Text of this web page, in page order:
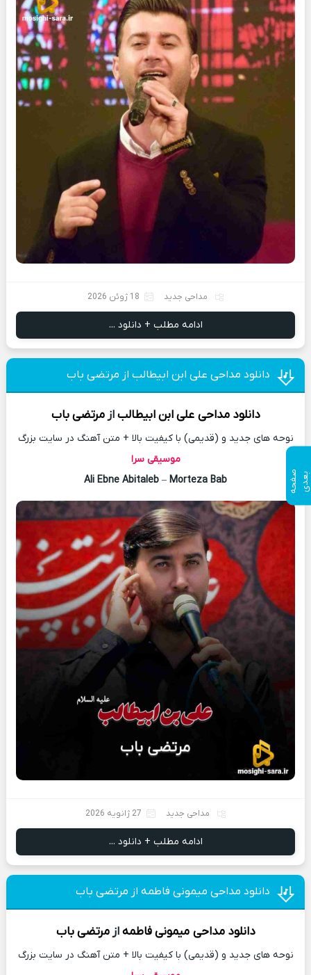
مداحی جدید 18 ژوئن 2026
ادامه مطلب + دانلود ...
دانلود مداحی علی ابن ابیطالب از مرتضی باب
دانلود مداحی علی ابن ابیطالب ازمرتضی باب
نوحه های جدید و (قدیمی) با کیفیت بالا + متن آهنگ در سایت بزرگ
موسیقی سرا
Ali Ebne Abitaleb – Morteza Bab
مداحی جدید 27 ژانویه 2026
ادامه مطلب + دانلود ...
دانلود مداحی میمونی فاطمه از مرتضی باب
دانلود مداحی میمونی فاطمه ازمرتضی باب
نوحه های جدید و (قدیمی) با کیفیت بالا + متن آهنگ در سایت بزرگ
ص
ف
ح
ه ب ع
د ی